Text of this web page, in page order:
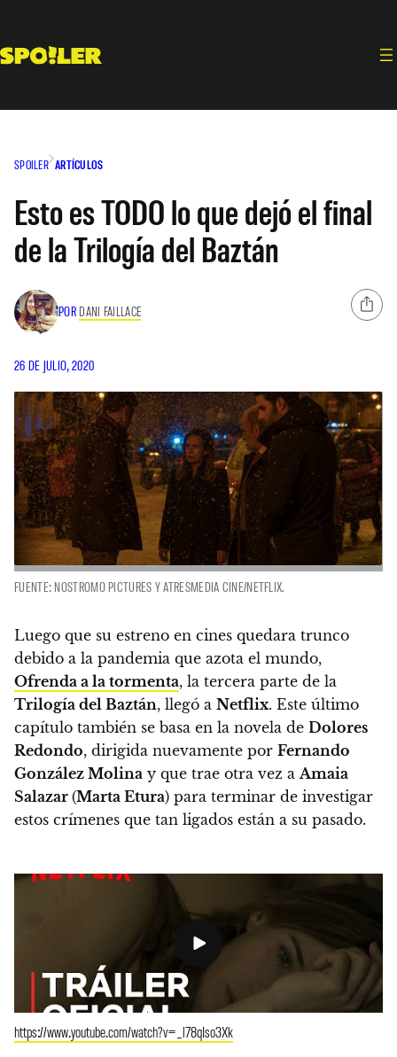
contenido
SPOILER ARTÍCULOS
Esto es TODO lo que dejó el final
de la Trilogía del Baztán
POR DANI FAILLACE
26 DE JULIO, 2020
FUENTE: NOSTROMO PICTURES Y ATRESMEDIA CINE/NETFLIX.
Luego que su estreno en cines quedara trunco
debido a la pandemia que azota el mundo,
Ofrenda a la tormenta, la tercera parte de la
Trilogía del Baztán, llegó a Netflix. Este último
capítulo también se basa en la novela de Dolores
Redondo, dirigida nuevamente por Fernando
González Molina y que trae otra vez aAmaia
Salazar (Marta Etura) para terminar de investigar
estos crímenes que tan ligados están a su pasado.
https://www.youtube.com/watch?v=_l78qIso3Xk